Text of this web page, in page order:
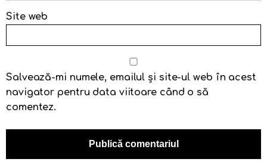
Site web
Salvează-mi numele, emailul și site-ul web în acest
navigator pentru data viitoare când o să
comentez.